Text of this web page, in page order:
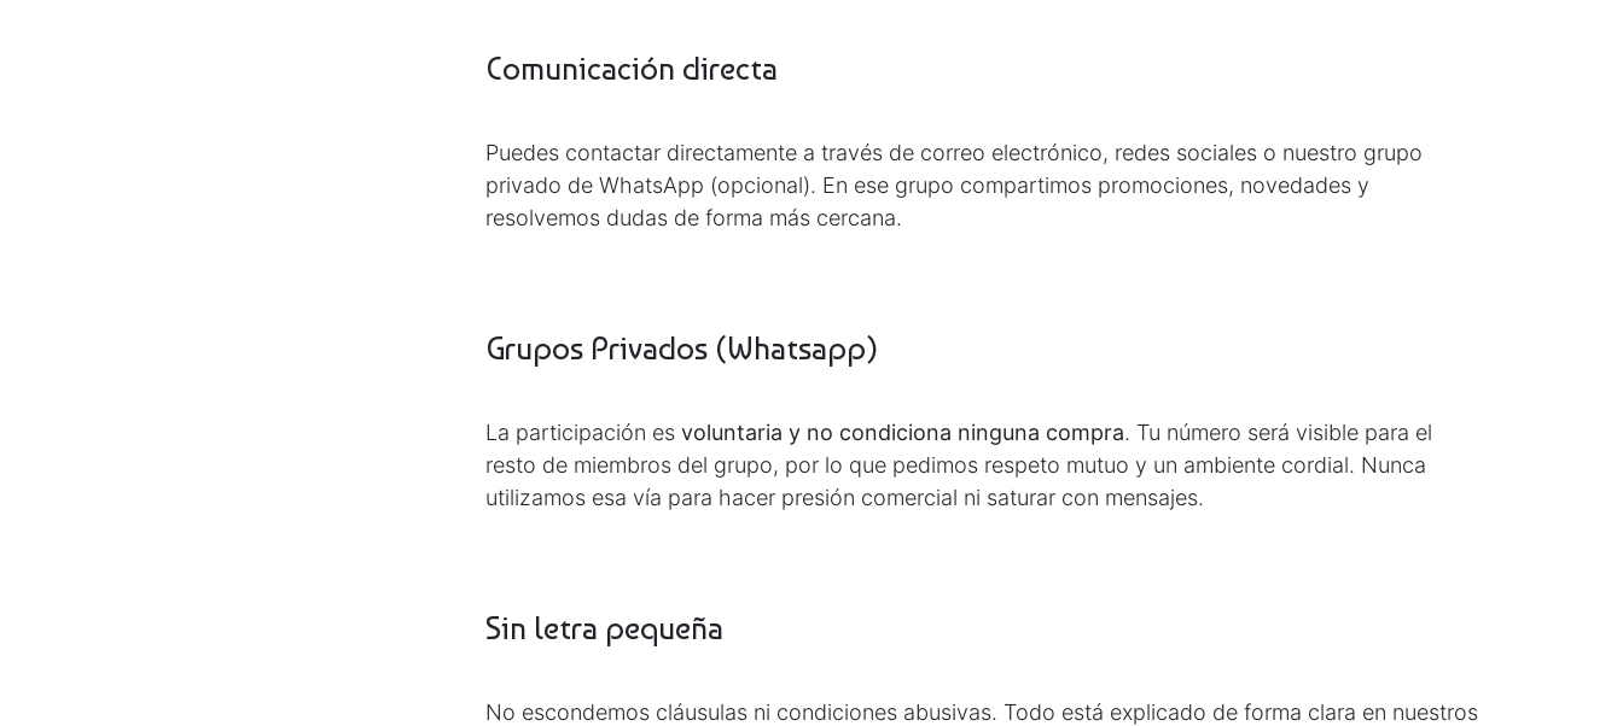
Comunicación directa
Puedes contactar directamente a través de correo electrónico, redes sociales o nuestro grupo
privado de WhatsApp (opcional). En ese grupo compartimos promociones, novedades y
resolvemos dudas de forma más cercana.
Grupos Privados (Whatsapp)
La participación es voluntaria y no condiciona ninguna compra. Tu número será visible para el
resto de miembros del grupo, por lo que pedimos respeto mutuo y un ambiente cordial. Nunca
utilizamos esa vía para hacer presión comercial ni saturar con mensajes.
Sin letra pequeña
No escondemos cláusulas ni condiciones abusivas. Todo está explicado de forma clara en nuestros